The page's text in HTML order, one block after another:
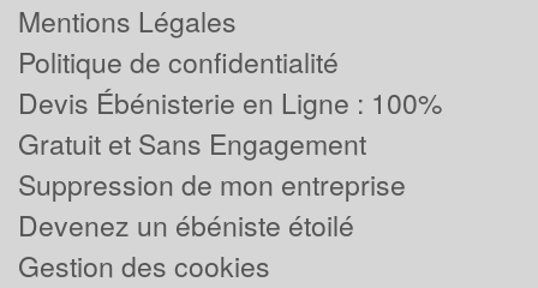
Mentions Légales
Politique de confidentialité
Devis Ébénisterie en Ligne : 100%
Gratuit et Sans Engagement
Suppression de mon entreprise
Devenez un ébéniste étoilé
Gestion des cookies